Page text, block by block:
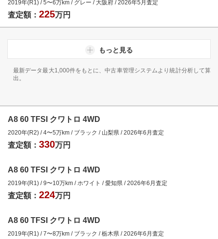
2019年(R1) /5〜6万km / グレー / 大阪府 /2026年5月 査定
査定額： 225万円
もっと見る
最新データ最大1,000件をもとに、中古車管理システムより統計分析して算
出。
A8 60 TFSI クワトロ 4WD
2020年(R2) /4〜5万km / ブラック / 山梨県 /2026年6月査定
査定額： 330万円
A8 60 TFSI クワトロ 4WD
2019年(R1) /9〜10万km / ホワイト /愛知県 /2026年6月査定
査定額： 224万円
A8 60 TFSI クワトロ 4WD
2019年(R1) /7〜8万km / ブラック /栃木県 /2026年6月査定